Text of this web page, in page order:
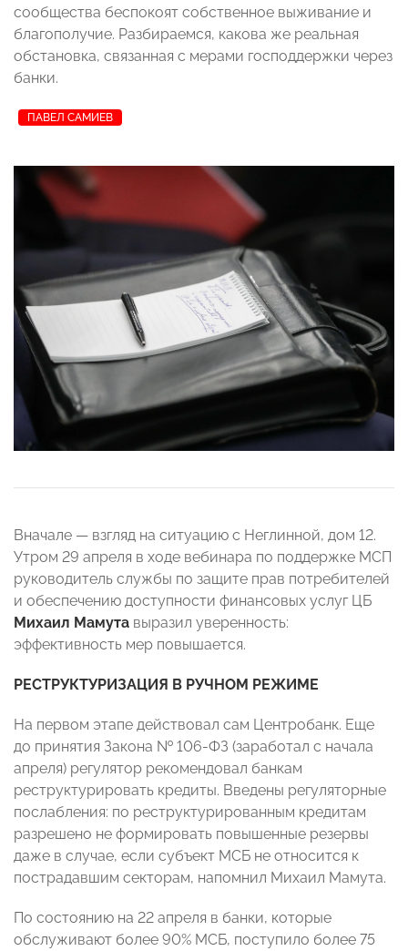
сообщества беспокоят собственное выживание и
благополучие. Разбираемся, какова же реальная
обстановка, связанная с мерами господдержки через
банки.
ПАВЕЛ САМИЕВ
Вначале — взгляд на ситуацию с Неглинной, дом 12.
Утром 29 апреля в ходе вебинара по поддержке МСП
руководитель службы по защите прав потребителей
и обеспечению доступности финансовых услуг ЦБ
Михаил Мамута выразил уверенность:
эффективность мер повышается.
РЕСТРУКТУРИЗАЦИЯ В РУЧНОМ РЕЖИМЕ
На первом этапе действовал сам Центробанк. Еще
до принятия Закона № 106-ФЗ (заработал с начала
апреля) регулятор рекомендовал банкам
реструктурировать кредиты. Введены регуляторные
послабления: по реструктурированным кредитам
разрешено не формировать повышенные резервы
даже в случае, если субъект МСБ не относится к
пострадавшим секторам, напомнил Михаил Мамута.
По состоянию на 22 апреля в банки, которые
обслуживают более 90% МСБ, поступило более 75